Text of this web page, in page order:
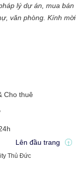
lý dự án, mua bán
văn phòng. Kính mời
Cho thuê
Thủ Đức
Lên đầu trang